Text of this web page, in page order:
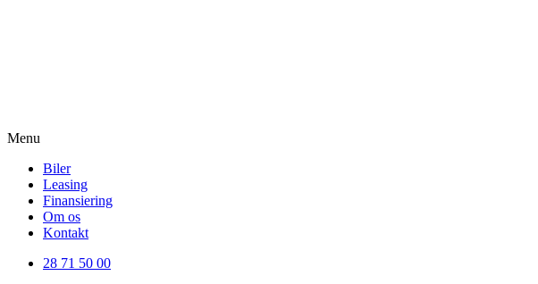
Menu
Biler
Leasing
Finansiering
Om os
Kontakt
28 71 50 00